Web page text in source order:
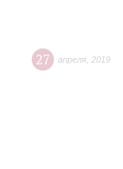
27 апреля 2019